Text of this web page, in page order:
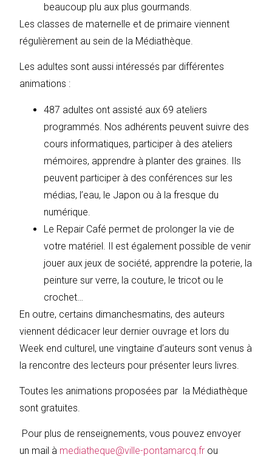
beaucoup plu aux plus gourmands.
Les classes de maternelle et de primaire viennent
régulièrement au sein de la Médiathèque.
Les adultes sont aussi intéressés par différentes
animations :
487 adultes ont assisté aux 69 ateliers
programmés. Nos adhérents peuvent suivre des
cours informatiques, participer à des ateliers
mémoires, apprendre à planter des graines. Ils
peuvent participer à des conférences sur les
médias, l’eau, le Japon ou à la fresque du
numérique.
Le Repair Café permet de prolonger la vie de
votre matériel. Il est également possible de venir
jouer aux jeux de société, apprendre la poterie, la
peinture sur verre, la couture, le tricot ou le
crochet…
En outre, certains dimanchesmatins, des auteurs
viennent dédicacer leur dernier ouvrage et lors du
Week end culturel, une vingtaine d’auteurs sont venus à
la rencontre des lecteurs pour présenter leurs livres.
Toutes les animations proposées par la Médiathèque
sont gratuites.
Pour plus de renseignements, vous pouvez envoyer
un mail à mediatheque@ville-pontamarcq.fr ou